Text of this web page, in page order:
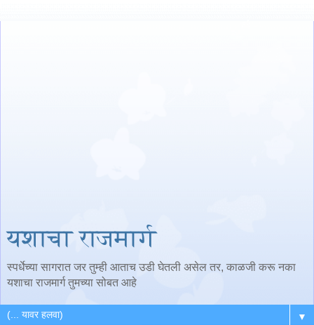
यशाचा राजमार्ग
स्पर्धेच्या सागरात जर तुम्ही आताच उडी घेतली असेल तर, काळजी करू नका
यशाचा राजमार्ग तुमच्या सोबत आहे
▼